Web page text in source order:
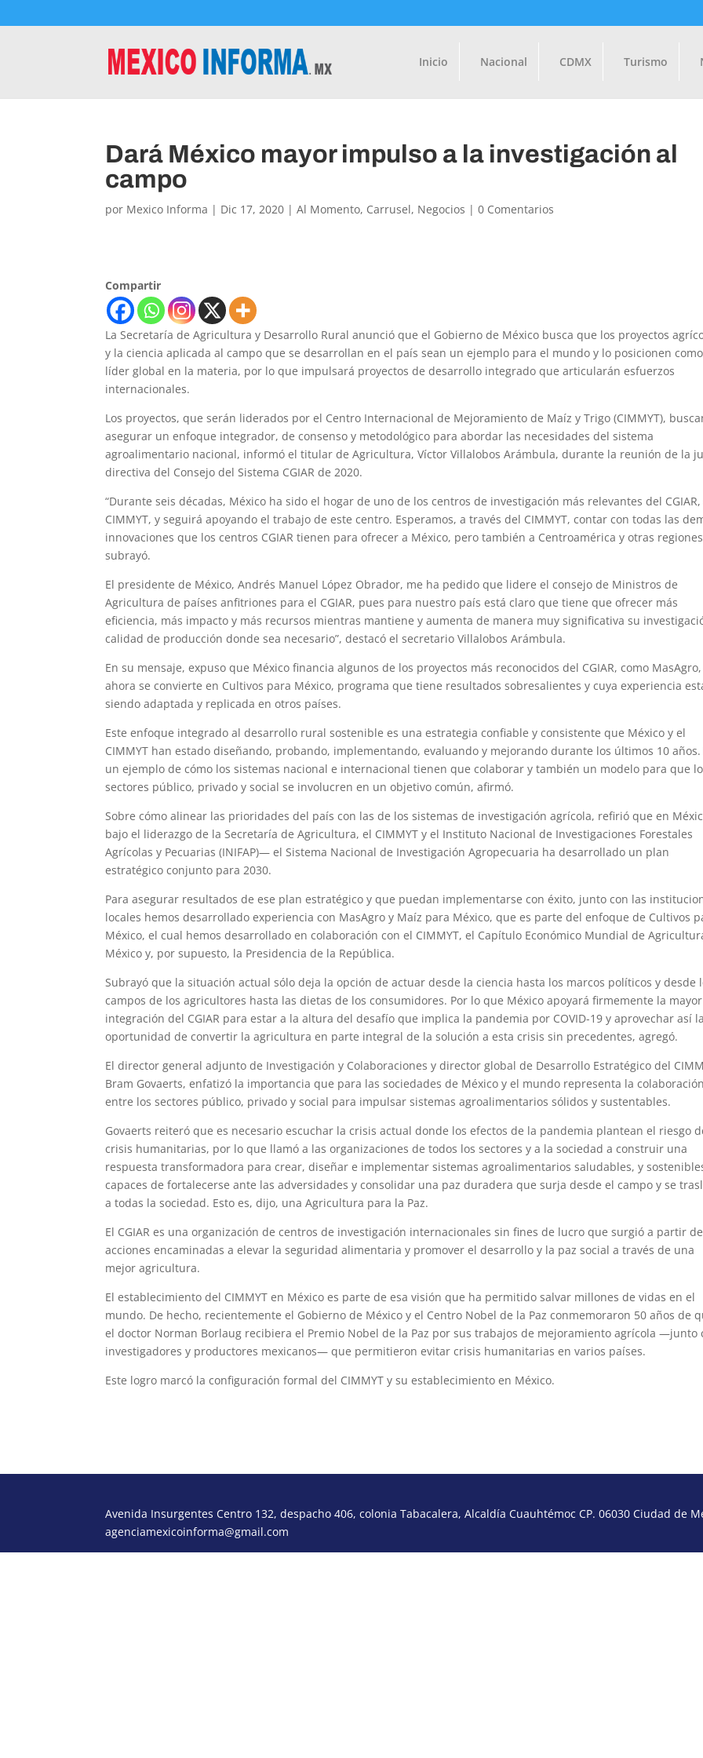
Inicio Nacional CDMX Turismo
Dará México mayor impulso a la investigación al
campo
por Mexico Informa | Dic 17, 2020 |Al Momento, Carrusel, Negocios |0 Comentarios
Compartir
La Secretaría de Agricultura y Desarrollo Rural anunció que el Gobierno de México busca que los proyectos
y la ciencia aplicada al campo que se desarrollan en el país sean un ejemplo para el mundo y lo posicionen
líder global en la materia, por lo que impulsará proyectos de desarrollo integrado que articularán esfuerzos
internacionales.
Los proyectos, que serán liderados por el Centro Internacional de Mejoramiento de Maíz y Trigo (CIMMYT),
asegurar un enfoque integrador, de consenso y metodológico para abordar las necesidades del sistema
agroalimentario nacional, informó el titular de Agricultura, Víctor Villalobos Arámbula, durante la reunión de la
directiva del Consejo del Sistema CGIAR de 2020.
“Durante seis décadas, México ha sido el hogar de uno de los centros de investigación más relevantes del CGIAR,
CIMMYT, y seguirá apoyando el trabajo de este centro. Esperamos, a través del CIMMYT, contar con todas las
innovaciones que los centros CGIAR tienen para ofrecer a México, pero también a Centroamérica y otras
subrayó.
El presidente de México, Andrés Manuel López Obrador, me ha pedido que lidere el consejo de Ministros de
Agricultura de países anfitriones para el CGIAR, pues para nuestro país está claro que tiene que ofrecer más
eficiencia, más impacto y más recursos mientras mantiene y aumenta de manera muy significativa su
calidad de producción donde sea necesario”, destacó el secretario Villalobos Arámbula.
En su mensaje, expuso que México financia algunos de los proyectos más reconocidos del CGIAR, como
ahora se convierte en Cultivos para México, programa que tiene resultados sobresalientes y cuya experiencia
siendo adaptada y replicada en otros países.
Este enfoque integrado al desarrollo rural sostenible es una estrategia confiable y consistente que México y el
CIMMYT han estado diseñando, probando, implementando, evaluando y mejorando durante los últimos 10 años.
un ejemplo de cómo los sistemas nacional e internacional tienen que colaborar y también un modelo para que
sectores público, privado y social se involucren en un objetivo común, afirmó.
Sobre cómo alinear las prioridades del país con las de los sistemas de investigación agrícola, refirió que en
bajo el liderazgo de la Secretaría de Agricultura, el CIMMYT y el Instituto Nacional de Investigaciones Forestales
Agrícolas y Pecuarias (INIFAP)— el Sistema Nacional de Investigación Agropecuaria ha desarrollado un plan
estratégico conjunto para 2030.
Para asegurar resultados de ese plan estratégico y que puedan implementarse con éxito, junto con las
locales hemos desarrollado experiencia con MasAgro y Maíz para México, que es parte del enfoque de Cultivos
México, el cual hemos desarrollado en colaboración con el CIMMYT, el Capítulo Económico Mundial de
México y, por supuesto, la Presidencia de la República.
Subrayó que la situación actual sólo deja la opción de actuar desde la ciencia hasta los marcos políticos y desde
campos de los agricultores hasta las dietas de los consumidores. Por lo que México apoyará firmemente la mayor
integración del CGIAR para estar a la altura del desafío que implica la pandemia por COVID-19 y aprovechar así la
oportunidad de convertir la agricultura en parte integral de la solución a esta crisis sin precedentes, agregó.
El director general adjunto de Investigación y Colaboraciones y director global de Desarrollo Estratégico del
Bram Govaerts, enfatizó la importancia que para las sociedades de México y el mundo representa la colaboración
entre los sectores público, privado y social para impulsar sistemas agroalimentarios sólidos y sustentables.
Govaerts reiteró que es necesario escuchar la crisis actual donde los efectos de la pandemia plantean el riesgo
crisis humanitarias, por lo que llamó a las organizaciones de todos los sectores y a la sociedad a construir una
respuesta transformadora para crear, diseñar e implementar sistemas agroalimentarios saludables, y
capaces de fortalecerse ante las adversidades y consolidar una paz duradera que surja desde el campo y se
a todas la sociedad. Esto es, dijo, una Agricultura para la Paz.
El CGIAR es una organización de centros de investigación internacionales sin fines de lucro que surgió a partir de
acciones encaminadas a elevar la seguridad alimentaria y promover el desarrollo y la paz social a través de una
mejor agricultura.
El establecimiento del CIMMYT en México es parte de esa visión que ha permitido salvar millones de vidas en el
mundo. De hecho, recientemente el Gobierno de México y el Centro Nobel de la Paz conmemoraron 50 años de
el doctor Norman Borlaug recibiera el Premio Nobel de la Paz por sus trabajos de mejoramiento agrícola —junto
investigadores y productores mexicanos— que permitieron evitar crisis humanitarias en varios países.
Este logro marcó la configuración formal del CIMMYT y su establecimiento en México.
Avenida Insurgentes Centro 132, despacho 406, colonia Tabacalera, Alcaldía Cuauhtémoc CP. 06030 Ciudad de
agenciamexicoinforma@gmail.com